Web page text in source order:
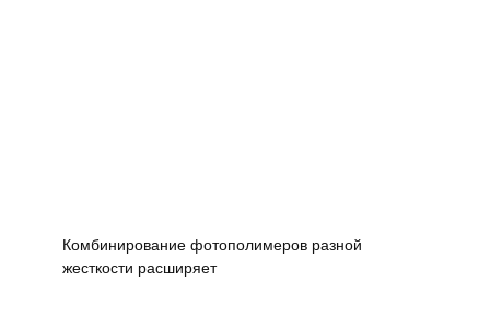
Комбинирование фотополимеров разной
жесткости расширяет